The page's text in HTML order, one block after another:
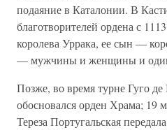
подаяние в Каталонии. В
благотворителей ордена с
королева Уррака, ее сын —
— мужчины и женщины и
Позже, во время турне Гуго
обосновался орден Храма; 19
Тереза Португальская